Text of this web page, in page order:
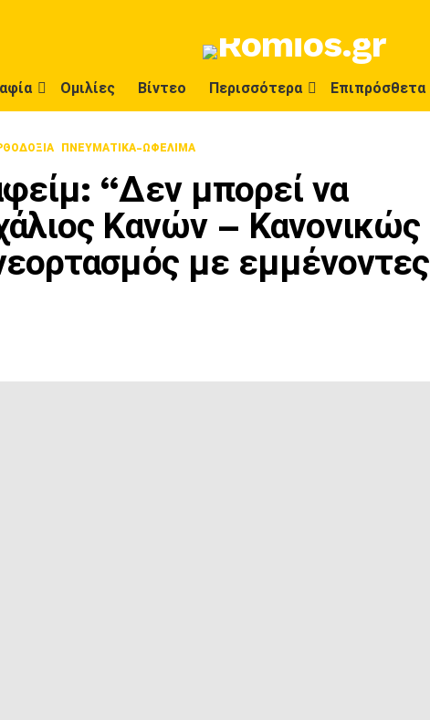
Ομιλίες Βίντεο Περισσότερα Επιπρόσθετα
ΠΝΕΥΜΑΤΙΚΑ-ΩΦΕΛΙΜΑ
“Δεν μπορεί να
Κανών – Κανονικώς
με εμμένοντες